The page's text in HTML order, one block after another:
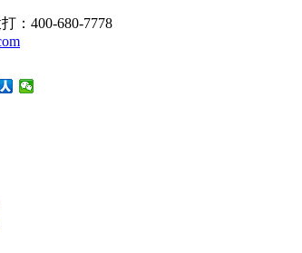
：400-680-7778